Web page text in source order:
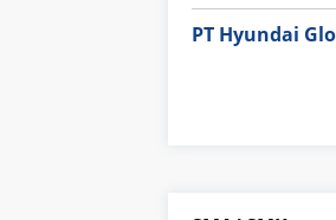
PT Hyundai